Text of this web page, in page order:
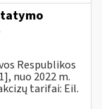
Respublikos
nuo 2022 m.
tarifai: Eil.